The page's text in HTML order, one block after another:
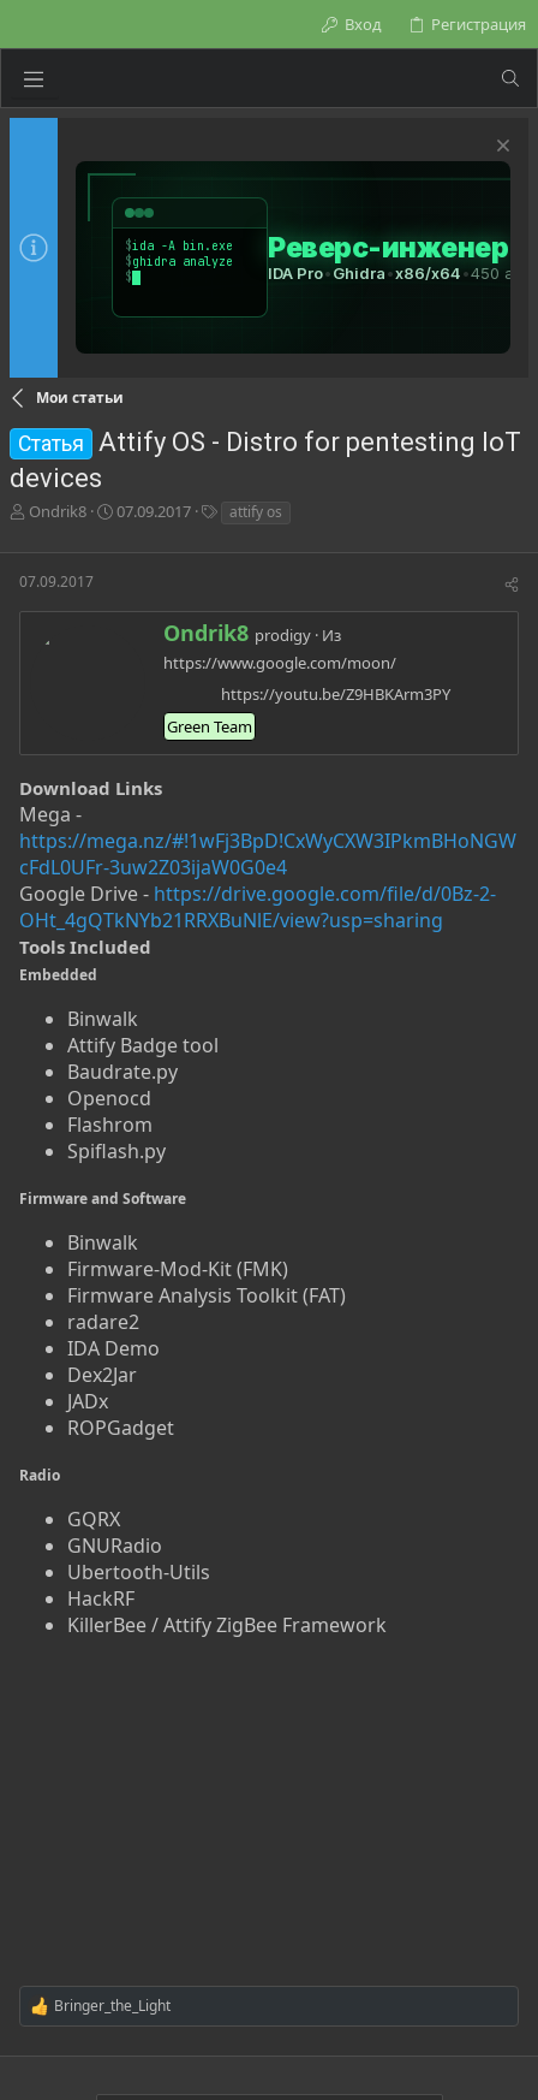
Вход Регистрация
Мои статьи
Статья
Attify OS - Distro for pentesting IoT
devices
А
т
о
т
Ondrik8
Д
т
а
07.09.2017
г
attify os
07.09.2017
А
т
р
Ondrik8 prodigy · Из
https://www.google.com/moon/
https://youtu.be/Z9HBKArm3PY​
Green Team
Download Links
Mega -
https://mega.nz/#!1wFj3BpD!CxWyCXW3IPkmBHoNGW
cFdL0UFr-3uw2Z03ijaW0G0e4
Google Drive - https://drive.google.com/file/d/0Bz-2-
OHt_4gQTkNYb21RRXBuNlE/view?usp=sharing
Tools Included
Embedded
Binwalk
Attify Badge tool
Baudrate.py
Openocd
Flashrom
Spiflash.py
Firmware and Software
Binwalk
Firmware-Mod-Kit (FMK)
Firmware Analysis Toolkit (FAT)
radare2
IDA Demo
Dex2Jar
JADx
ROPGadget
Radio
GQRX
GNURadio
Ubertooth-Utils
HackRF
KillerBee / Attify ZigBee Framework
Р
е
а
Bringer_the_Light